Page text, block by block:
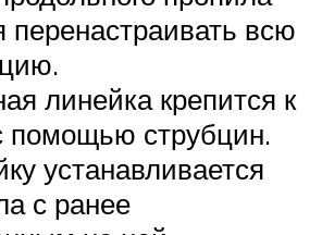
перенастраивать всю
линейка крепится к
помощью струбцин.
устанавливается
с ранее